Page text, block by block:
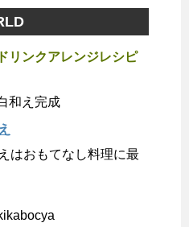
リンクアレンジレシピ
はおもてなし料理に最